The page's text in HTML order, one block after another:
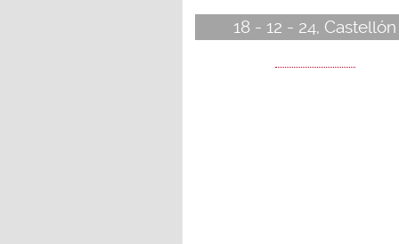
18 - 12 - 24, Castellón